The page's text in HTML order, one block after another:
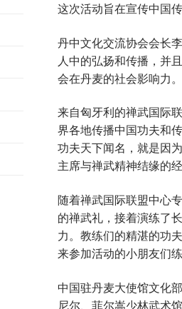
这次活动旨在宣传中国
丹中文化交流协会会长
人中的弘扬和传播，并
会在丹麦的社会影响力。
来自匈牙利的禅武国际
界各地传播中国功夫和
功夫天下闻名，就是因
主席与禅武精神结缘的
随着禅武国际联盟中心
的禅武礼，接着演练了
力。教练们的精湛的功
来参加活动的小朋友们
中国驻丹麦大使馆文化
尼尔、菲尔嵩少林武术